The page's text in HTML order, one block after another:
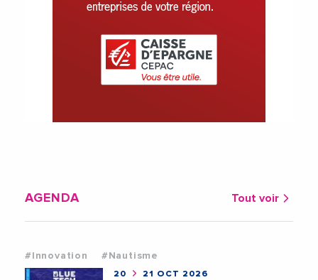
AGENDA Tout voir
#Innovation #Nautisme
20 21 OCT 2026